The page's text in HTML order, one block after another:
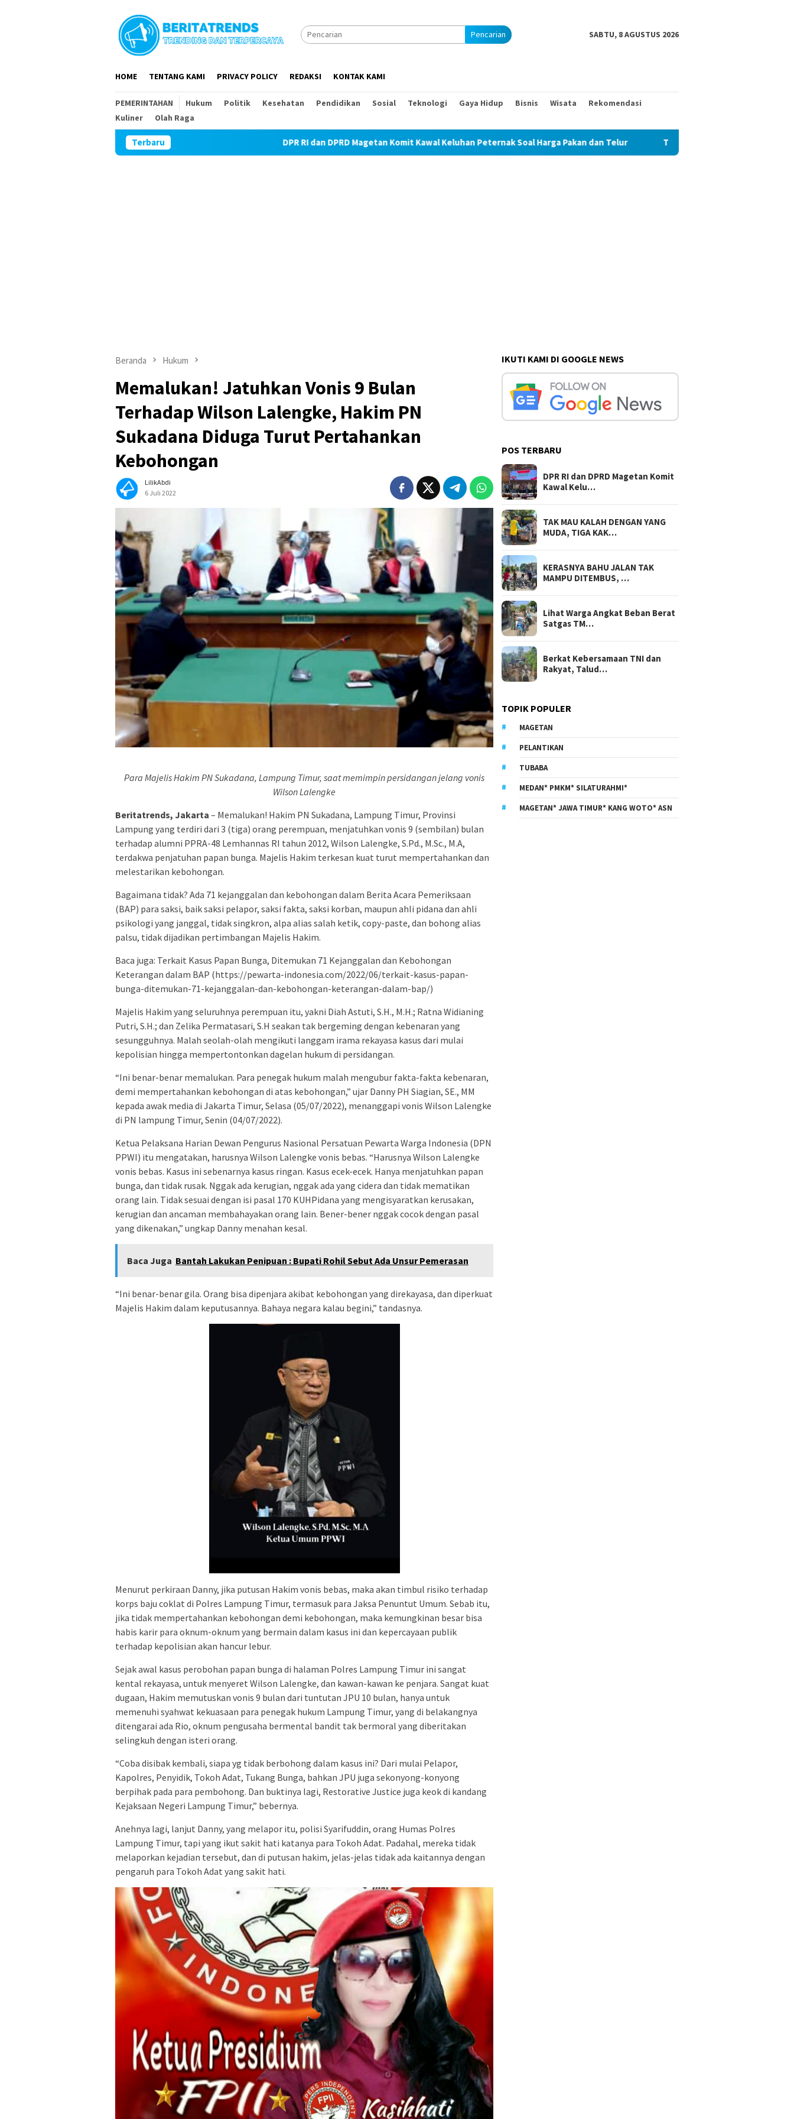
Pencarian SABTU, 8 AGUSTUS 2026
HOME TENTANG KAMI PRIVACY POLICY REDAKSI KONTAK KAMI
PEMERINTAHAN Hukum Politik Kesehatan Pendidikan Sosial Teknologi Gaya Hidup Bisnis Wisata
Rekomendasi
Kuliner
Olah Raga
Terbaru DPR RI dan DPRD Magetan Komit Kawal Keluhan Peternak Soal Harga Pakan dan Telur TAK MAU KALAH DENGAN YANG MUDA, TIGA KAKEK
Beranda Hukum
Memalukan! Jatuhkan Vonis 9 Bulan
Terhadap Wilson Lalengke, Hakim PN
Sukadana Diduga Turut Pertahankan
Kebohongan
LilikAbdi
6 Juli 2022
Para Majelis Hakim PN Sukadana, Lampung Timur, saat memimpin persidangan jelang vonis
Wilson Lalengke
Beritatrends, Jakarta – Memalukan! Hakim PN Sukadana, Lampung Timur, Provinsi
Lampung yang terdiri dari 3 (tiga) orang perempuan, menjatuhkan vonis 9 (sembilan) bulan
terhadap alumni PPRA-48 Lemhannas RI tahun 2012, Wilson Lalengke, S.Pd., M.Sc., M.A,
terdakwa penjatuhan papan bunga. Majelis Hakim terkesan kuat turut mempertahankan dan
melestarikan kebohongan.
Bagaimana tidak? Ada 71 kejanggalan dan kebohongan dalam Berita Acara Pemeriksaan
(BAP) para saksi, baik saksi pelapor, saksi fakta, saksi korban, maupun ahli pidana dan ahli
psikologi yang janggal, tidak singkron, alpa alias salah ketik, copy-paste, dan bohong alias
palsu, tidak dijadikan pertimbangan Majelis Hakim.
Baca juga: Terkait Kasus Papan Bunga, Ditemukan 71 Kejanggalan dan Kebohongan
Keterangan dalam BAP (https://pewarta-indonesia.com/2022/06/terkait-kasus-papan-
bunga-ditemukan-71-kejanggalan-dan-kebohongan-keterangan-dalam-bap/)
Majelis Hakim yang seluruhnya perempuan itu, yakni Diah Astuti, S.H., M.H.; Ratna Widianing
Putri, S.H.; dan Zelika Permatasari, S.H seakan tak bergeming dengan kebenaran yang
sesungguhnya. Malah seolah-olah mengikuti langgam irama rekayasa kasus dari mulai
kepolisian hingga mempertontonkan dagelan hukum di persidangan.
“Ini benar-benar memalukan. Para penegak hukum malah mengubur fakta-fakta kebenaran,
demi mempertahankan kebohongan di atas kebohongan,” ujar Danny PH Siagian, SE., MM
kepada awak media di Jakarta Timur, Selasa (05/07/2022), menanggapi vonis Wilson Lalengke
di PN lampung Timur, Senin (04/07/2022).
Ketua Pelaksana Harian Dewan Pengurus Nasional Persatuan Pewarta Warga Indonesia (DPN
PPWI) itu mengatakan, harusnya Wilson Lalengke vonis bebas. “Harusnya Wilson Lalengke
vonis bebas. Kasus ini sebenarnya kasus ringan. Kasus ecek-ecek. Hanya menjatuhkan papan
bunga, dan tidak rusak. Nggak ada kerugian, nggak ada yang cidera dan tidak mematikan
orang lain. Tidak sesuai dengan isi pasal 170 KUHPidana yang mengisyaratkan kerusakan,
kerugian dan ancaman membahayakan orang lain. Bener-bener nggak cocok dengan pasal
yang dikenakan,” ungkap Danny menahan kesal.
Baca Juga Bantah Lakukan Penipuan : Bupati Rohil Sebut Ada Unsur Pemerasan
“Ini benar-benar gila. Orang bisa dipenjara akibat kebohongan yang direkayasa, dan diperkuat
Majelis Hakim dalam keputusannya. Bahaya negara kalau begini,” tandasnya.
Menurut perkiraan Danny, jika putusan Hakim vonis bebas, maka akan timbul risiko terhadap
korps baju coklat di Polres Lampung Timur, termasuk para Jaksa Penuntut Umum. Sebab itu,
jika tidak mempertahankan kebohongan demi kebohongan, maka kemungkinan besar bisa
habis karir para oknum-oknum yang bermain dalam kasus ini dan kepercayaan publik
terhadap kepolisian akan hancur lebur.
Sejak awal kasus perobohan papan bunga di halaman Polres Lampung Timur ini sangat
kental rekayasa, untuk menyeret Wilson Lalengke, dan kawan-kawan ke penjara. Sangat kuat
dugaan, Hakim memutuskan vonis 9 bulan dari tuntutan JPU 10 bulan, hanya untuk
memenuhi syahwat kekuasaan para penegak hukum Lampung Timur, yang di belakangnya
ditengarai ada Rio, oknum pengusaha bermental bandit tak bermoral yang diberitakan
selingkuh dengan isteri orang.
“Coba disibak kembali, siapa yg tidak berbohong dalam kasus ini? Dari mulai Pelapor,
Kapolres, Penyidik, Tokoh Adat, Tukang Bunga, bahkan JPU juga sekonyong-konyong
berpihak pada para pembohong. Dan buktinya lagi, Restorative Justice juga keok di kandang
Kejaksaan Negeri Lampung Timur,” bebernya.
Anehnya lagi, lanjut Danny, yang melapor itu, polisi Syarifuddin, orang Humas Polres
Lampung Timur, tapi yang ikut sakit hati katanya para Tokoh Adat. Padahal, mereka tidak
melaporkan kejadian tersebut, dan di putusan hakim, jelas-jelas tidak ada kaitannya dengan
pengaruh para Tokoh Adat yang sakit hati.
IKUTI KAMI DI GOOGLE NEWS
POS TERBARU
DPR RI dan DPRD Magetan Komit
Kawal Kelu…
TAK MAU KALAH DENGAN YANG
MUDA, TIGA KAK…
KERASNYA BAHU JALAN TAK
MAMPU DITEMBUS, …
Lihat Warga Angkat Beban Berat
Satgas TM…
Berkat Kebersamaan TNI dan
Rakyat, Talud…
TOPIK POPULER
MAGETAN
PELANTIKAN
TUBABA
MEDAN* PMKM* SILATURAHMI*
MAGETAN* JAWA TIMUR* KANG WOTO* ASN